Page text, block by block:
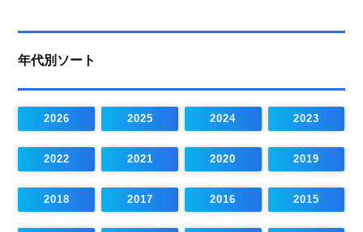
年代別ソート
2026 2025 2024 2023
2022 2021 2020 2019
2018 2017 2016 2015